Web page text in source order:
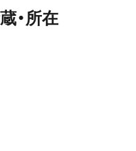
・所在